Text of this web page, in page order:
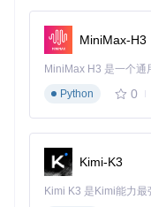
MiniMax-H3
Python
0
Kimi-K3